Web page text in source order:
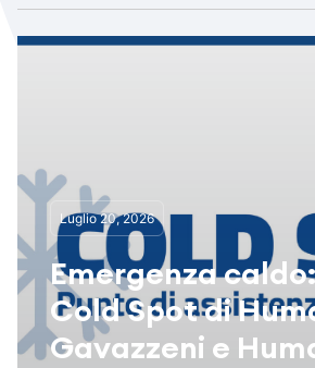
Luglio 20, 2026
Emergenza
Cold Spot di
Gavazzeni e